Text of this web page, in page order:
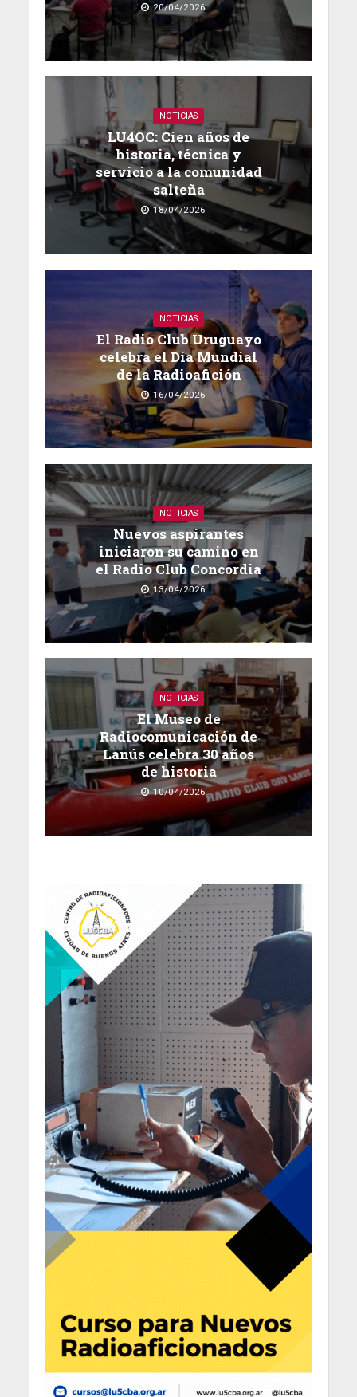
20/04/2026
NOTICIAS
LU4OC: Cien años de
historia, técnica y
servicio a la comunidad
salteña
18/04/2026
NOTICIAS
El Radio Club Uruguayo
celebra el Día Mundial
de la Radioafición
16/04/2026
NOTICIAS
Nuevos aspirantes
iniciaron su camino en
el Radio Club Concordia
13/04/2026
NOTICIAS
El Museo de
Radiocomunicación de
Lanús celebra 30 años
de historia
10/04/2026